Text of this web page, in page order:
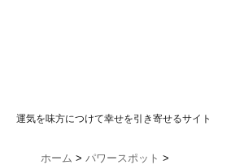
運気を味方につけて幸せを引き寄せるサイト
ホーム > パワースポット >